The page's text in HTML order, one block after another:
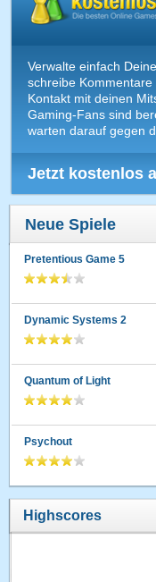
Verwalte einfach
schreibe Kommentare
Kontakt mit deinen
Gaming-Fans sind
warten darauf gegen
Jetzt kostenlos
Neue Spiele
Pretentious Game 5
Dynamic Systems 2
Quantum of Light
Psychout
Highscores